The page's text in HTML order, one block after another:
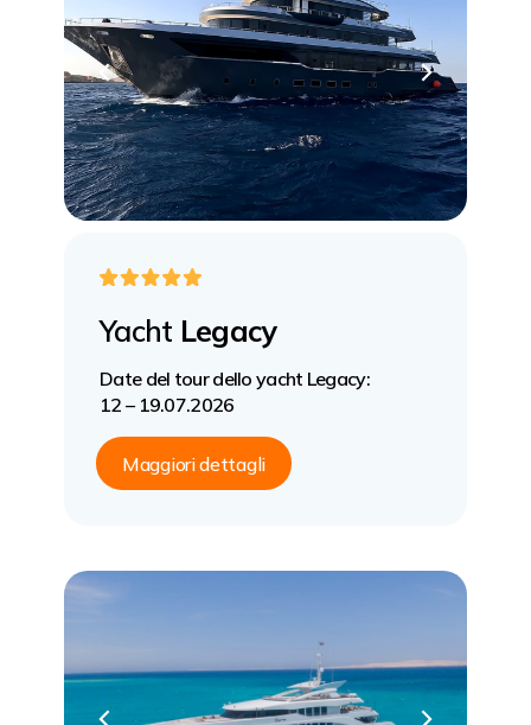
Yacht Legacy
Date del tour dello yacht Legacy:
12 – 19.07.2026
Maggiori dettagli